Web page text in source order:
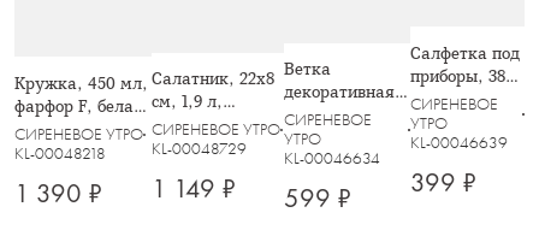
Кружка, 450 мл,
фарфор F, белая,
с золотистым
кантом, Ирисы,
СИРЕНЕВОЕ УТРО
KL-00048218
1 390 ₽
Салатник, 22х8
см, 1,9 л,
фарфор N,
белый, Цветы,
СИРЕНЕВОЕ УТРО
KL-00048729
1 149 ₽
Ветка
декоративная,
53 см,
полиэстер/
металл,
цветок, Interior
СИРЕНЕВОЕ
УТРО
KL-00046634
599 ₽
Салфетка под
приборы, 38
см,
полиэстер/
металл,
фигурная,
молочная,
СИРЕНЕВОЕ
УТРО
KL-00046639
399 ₽